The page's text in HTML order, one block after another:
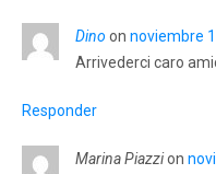
Dino on noviembre
Arrivederci caro
Responder
Marina Piazzion